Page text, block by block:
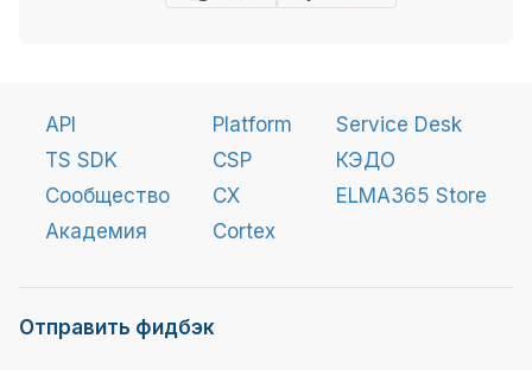
API
TS SDK
Сообщество
Академия
Platform
CSP
CX
Cortex
Service Desk
КЭДО
ELMA365 Store
Отправить фидбэк